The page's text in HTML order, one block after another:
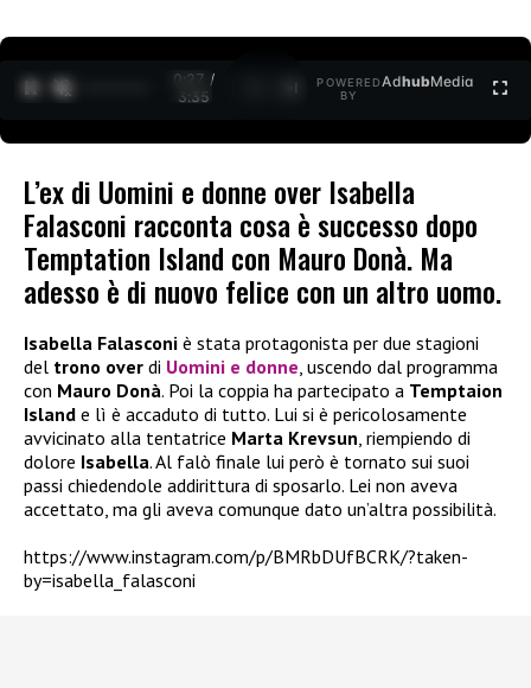
0:27 /
3:35
POWERED
BY
AdhubMedia
L’ex di Uomini e donne over Isabella
Falasconi racconta cosa è successo dopo
Temptation Island con Mauro Donà. Ma
adesso è di nuovo felice con un altro uomo.
Isabella Falasconi è stata protagonista per due stagioni
del trono over di Uomini e donne, uscendo dal programma
con Mauro Donà. Poi la coppia ha partecipato a Temptaion
Island e lì è accaduto di tutto. Lui si è pericolosamente
avvicinato alla tentatrice Marta Krevsun, riempiendo di
dolore Isabella. Al falò finale lui però è tornato sui suoi
passi chiedendole addirittura di sposarlo. Lei non aveva
accettato, ma gli aveva comunque dato un’altra possibilità.
https://www.instagram.com/p/BMRbDUfBCRK/?taken-
by=isabella_falasconi